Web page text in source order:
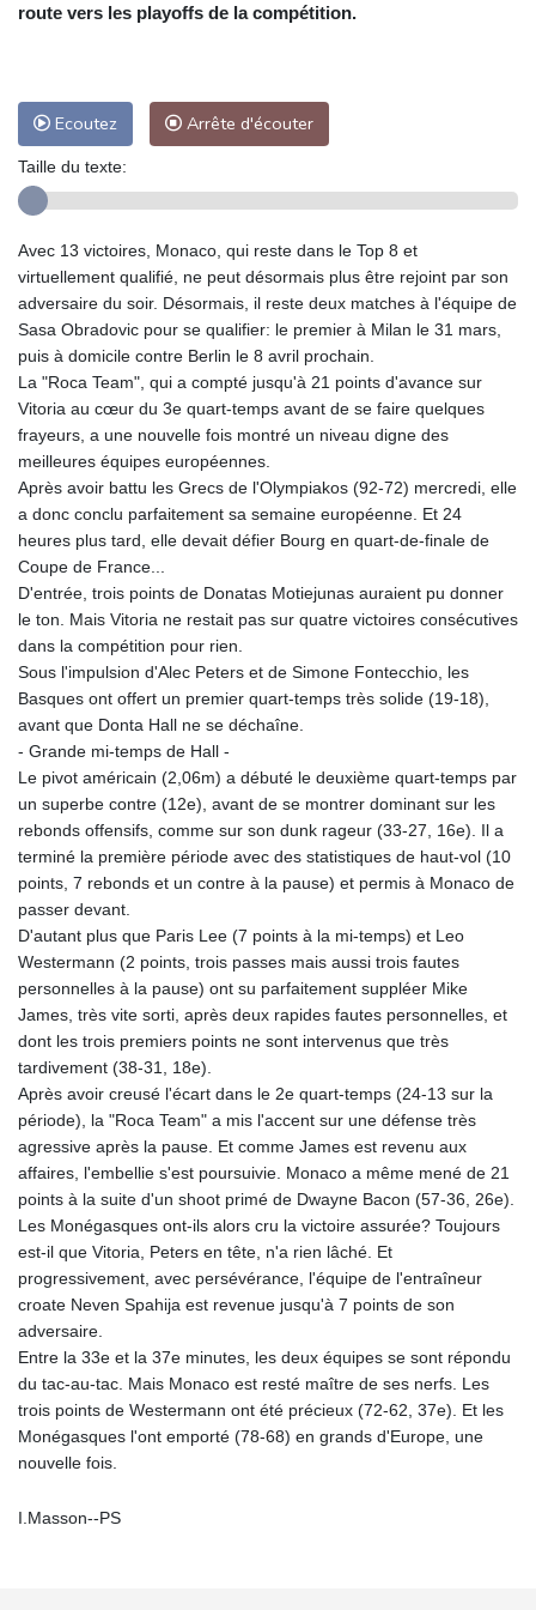
route vers les playoffs de la compétition.
Ecoutez Arrête d'écouter
Taille du texte:
Avec 13 victoires, Monaco, qui reste dans le Top 8 et
virtuellement qualifié, ne peut désormais plus être rejoint par son
adversaire du soir. Désormais, il reste deux matches à l'équipe de
Sasa Obradovic pour se qualifier: le premier à Milan le 31 mars,
puis à domicile contre Berlin le 8 avril prochain.
La "Roca Team", qui a compté jusqu'à 21 points d'avance sur
Vitoria au cœur du 3e quart-temps avant de se faire quelques
frayeurs, a une nouvelle fois montré un niveau digne des
meilleures équipes européennes.
Après avoir battu les Grecs de l'Olympiakos (92-72) mercredi, elle
a donc conclu parfaitement sa semaine européenne. Et 24
heures plus tard, elle devait défier Bourg en quart-de-finale de
Coupe de France...
D'entrée, trois points de Donatas Motiejunas auraient pu donner
le ton. Mais Vitoria ne restait pas sur quatre victoires consécutives
dans la compétition pour rien.
Sous l'impulsion d'Alec Peters et de Simone Fontecchio, les
Basques ont offert un premier quart-temps très solide (19-18),
avant que Donta Hall ne se déchaîne.
- Grande mi-temps de Hall -
Le pivot américain (2,06m) a débuté le deuxième quart-temps par
un superbe contre (12e), avant de se montrer dominant sur les
rebonds offensifs, comme sur son dunk rageur (33-27, 16e). Il a
terminé la première période avec des statistiques de haut-vol (10
points, 7 rebonds et un contre à la pause) et permis à Monaco de
passer devant.
D'autant plus que Paris Lee (7 points à la mi-temps) et Leo
Westermann (2 points, trois passes mais aussi trois fautes
personnelles à la pause) ont su parfaitement suppléer Mike
James, très vite sorti, après deux rapides fautes personnelles, et
dont les trois premiers points ne sont intervenus que très
tardivement (38-31, 18e).
Après avoir creusé l'écart dans le 2e quart-temps (24-13 sur la
période), la "Roca Team" a mis l'accent sur une défense très
agressive après la pause. Et comme James est revenu aux
affaires, l'embellie s'est poursuivie. Monaco a même mené de 21
points à la suite d'un shoot primé de Dwayne Bacon (57-36, 26e).
Les Monégasques ont-ils alors cru la victoire assurée? Toujours
est-il que Vitoria, Peters en tête, n'a rien lâché. Et
progressivement, avec persévérance, l'équipe de l'entraîneur
croate Neven Spahija est revenue jusqu'à 7 points de son
adversaire.
Entre la 33e et la 37e minutes, les deux équipes se sont répondu
du tac-au-tac. Mais Monaco est resté maître de ses nerfs. Les
trois points de Westermann ont été précieux (72-62, 37e). Et les
Monégasques l'ont emporté (78-68) en grands d'Europe, une
nouvelle fois.
I.Masson--PS